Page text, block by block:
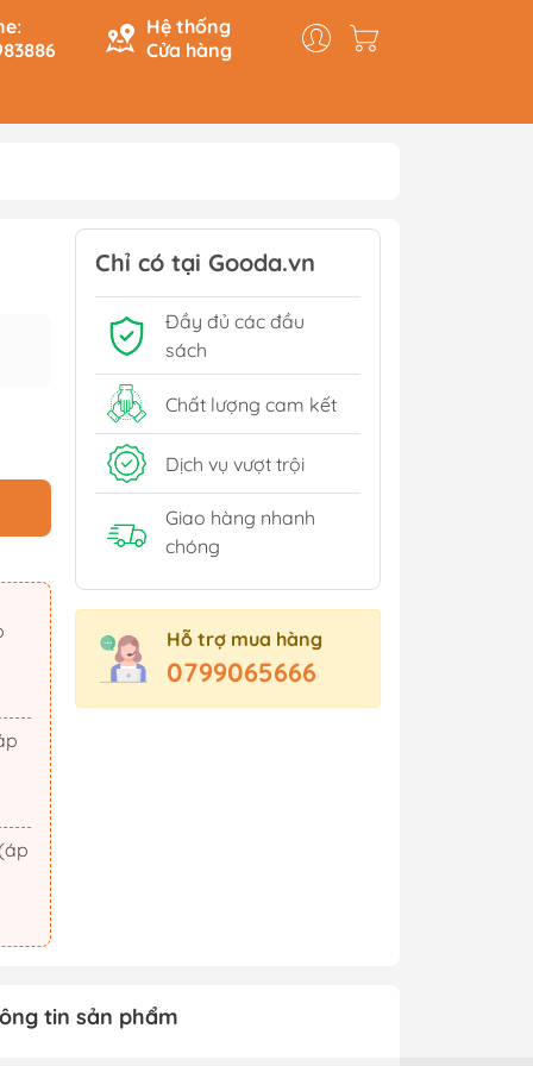
Hệ thống
Cửa hàng
Du Ký
Lịch Sử - Văn Hoá - Chính
Trị
Tâm Linh
Sách Tham Khảo Cấp 1
Sách Tham Khảo Cấp 2
Sách Ôn Thi Đại Học
Xem thêm
Triển
Xúc
Dục
Chỉ có tại Gooda.vn
Đầy đủ các đầu
sách
Chất lượng cam kết
Dịch vụ vượt trội
Giao hàng nhanh
chóng
Hỗ trợ mua hàng
0799065666
tin sản phẩm